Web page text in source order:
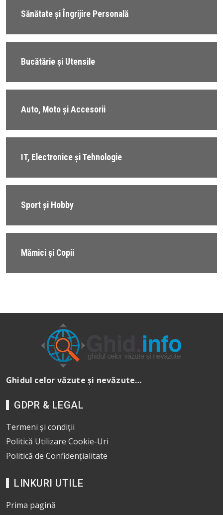
Sănătate și Îngrijire Personală
Bucătărie și Utensile
Auto, Moto și Accesorii
IT, Electronice și Tehnologie
Sport și Hobby
Mămici și Copii
Ghidul celor văzute și nevăzute…
GDPR & LEGAL
Termeni și condiții
Politică Utilizare Cookie-Uri
Politică de Confidențialitate
LINKURI UTILE
Prima pagină